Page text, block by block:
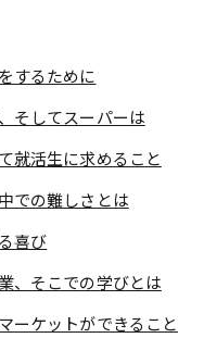
するために
そしてスーパーは
就活生に求めること
での難しさとは
喜び
、そこでの学びとは
ーケットができること